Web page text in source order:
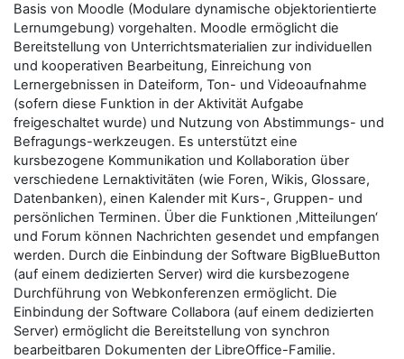
Basis von Moodle (Modulare dynamische objektorientierte
Lernumgebung) vorgehalten. Moodle ermöglicht die
Bereitstellung von Unterrichtsmaterialien zur individuellen
und kooperativen Bearbeitung, Einreichung von
Lernergebnissen in Dateiform, Ton- und Videoaufnahme
(sofern diese Funktion in der Aktivität Aufgabe
freigeschaltet wurde) und Nutzung von Abstimmungs- und
Befragungs-werkzeugen. Es unterstützt eine
kursbezogene Kommunikation und Kollaboration über
verschiedene Lernaktivitäten (wie Foren, Wikis, Glossare,
Datenbanken), einen Kalender mit Kurs-, Gruppen- und
persönlichen Terminen. Über die Funktionen ‚Mitteilungen‘
und Forum können Nachrichten gesendet und empfangen
werden. Durch die Einbindung der Software BigBlueButton
(auf einem dedizierten Server) wird die kursbezogene
Durchführung von Webkonferenzen ermöglicht. Die
Einbindung der Software Collabora (auf einem dedizierten
Server) ermöglicht die Bereitstellung von synchron
bearbeitbaren Dokumenten der LibreOffice-Familie.